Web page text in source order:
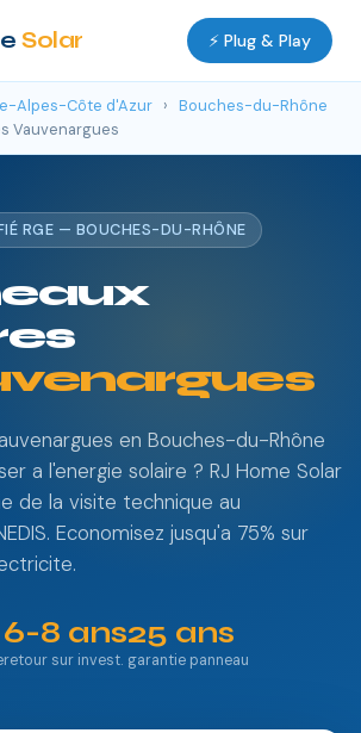
Solar ⚡ Plug & Play
Alpes-Côte d'Azur › Bouches-du-Rhône
Vauvenargues
RGE — BOUCHES-DU-RHÔNE
en Bouches-du-Rhône
a l'energie solaire ? RJ Home Solar
de la visite technique au
Economisez jusqu'a 75% sur
6-8 ans
retour sur invest.
25 ans
garantie panneau